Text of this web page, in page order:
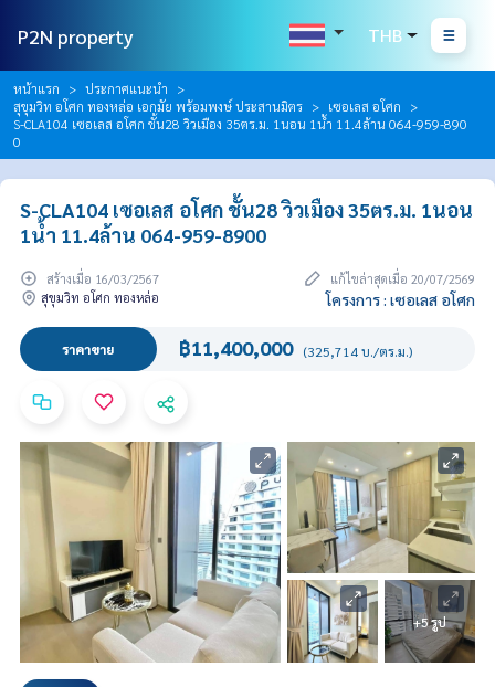
P2N property THB
หน้าแรก
ประกาศแนะนำ
สุขุมวิท อโศก ทองหล่อ เอกมัย พร้อมพงษ์ ประสานมิตร
เซอเลส อโศก
S-CLA104 เซอเลส อโศก ชั้น28 วิวเมือง 35ตร.ม. 1นอน 1น้ำ 11.4ล้าน 064-959-890
0
S-CLA104 เซอเลส อโศก ชั้น28 วิวเมือง 35ตร.ม. 1นอน
1น้ำ 11.4ล้าน 064-959-8900
สร้างเมื่อ 16/03/2567
แก้ไขล่าสุดเมื่อ 20/07/2569
สุขุมวิท อโศก ทองหล่อ
โครงการ : เซอเลส อโศก
ราคาขาย ฿11,400,000 (325,714 บ./ตร.ม.)
+5 รูป